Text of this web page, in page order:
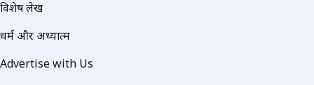
विशेष लेख
धर्म और अध्यात्म
Advertise with Us